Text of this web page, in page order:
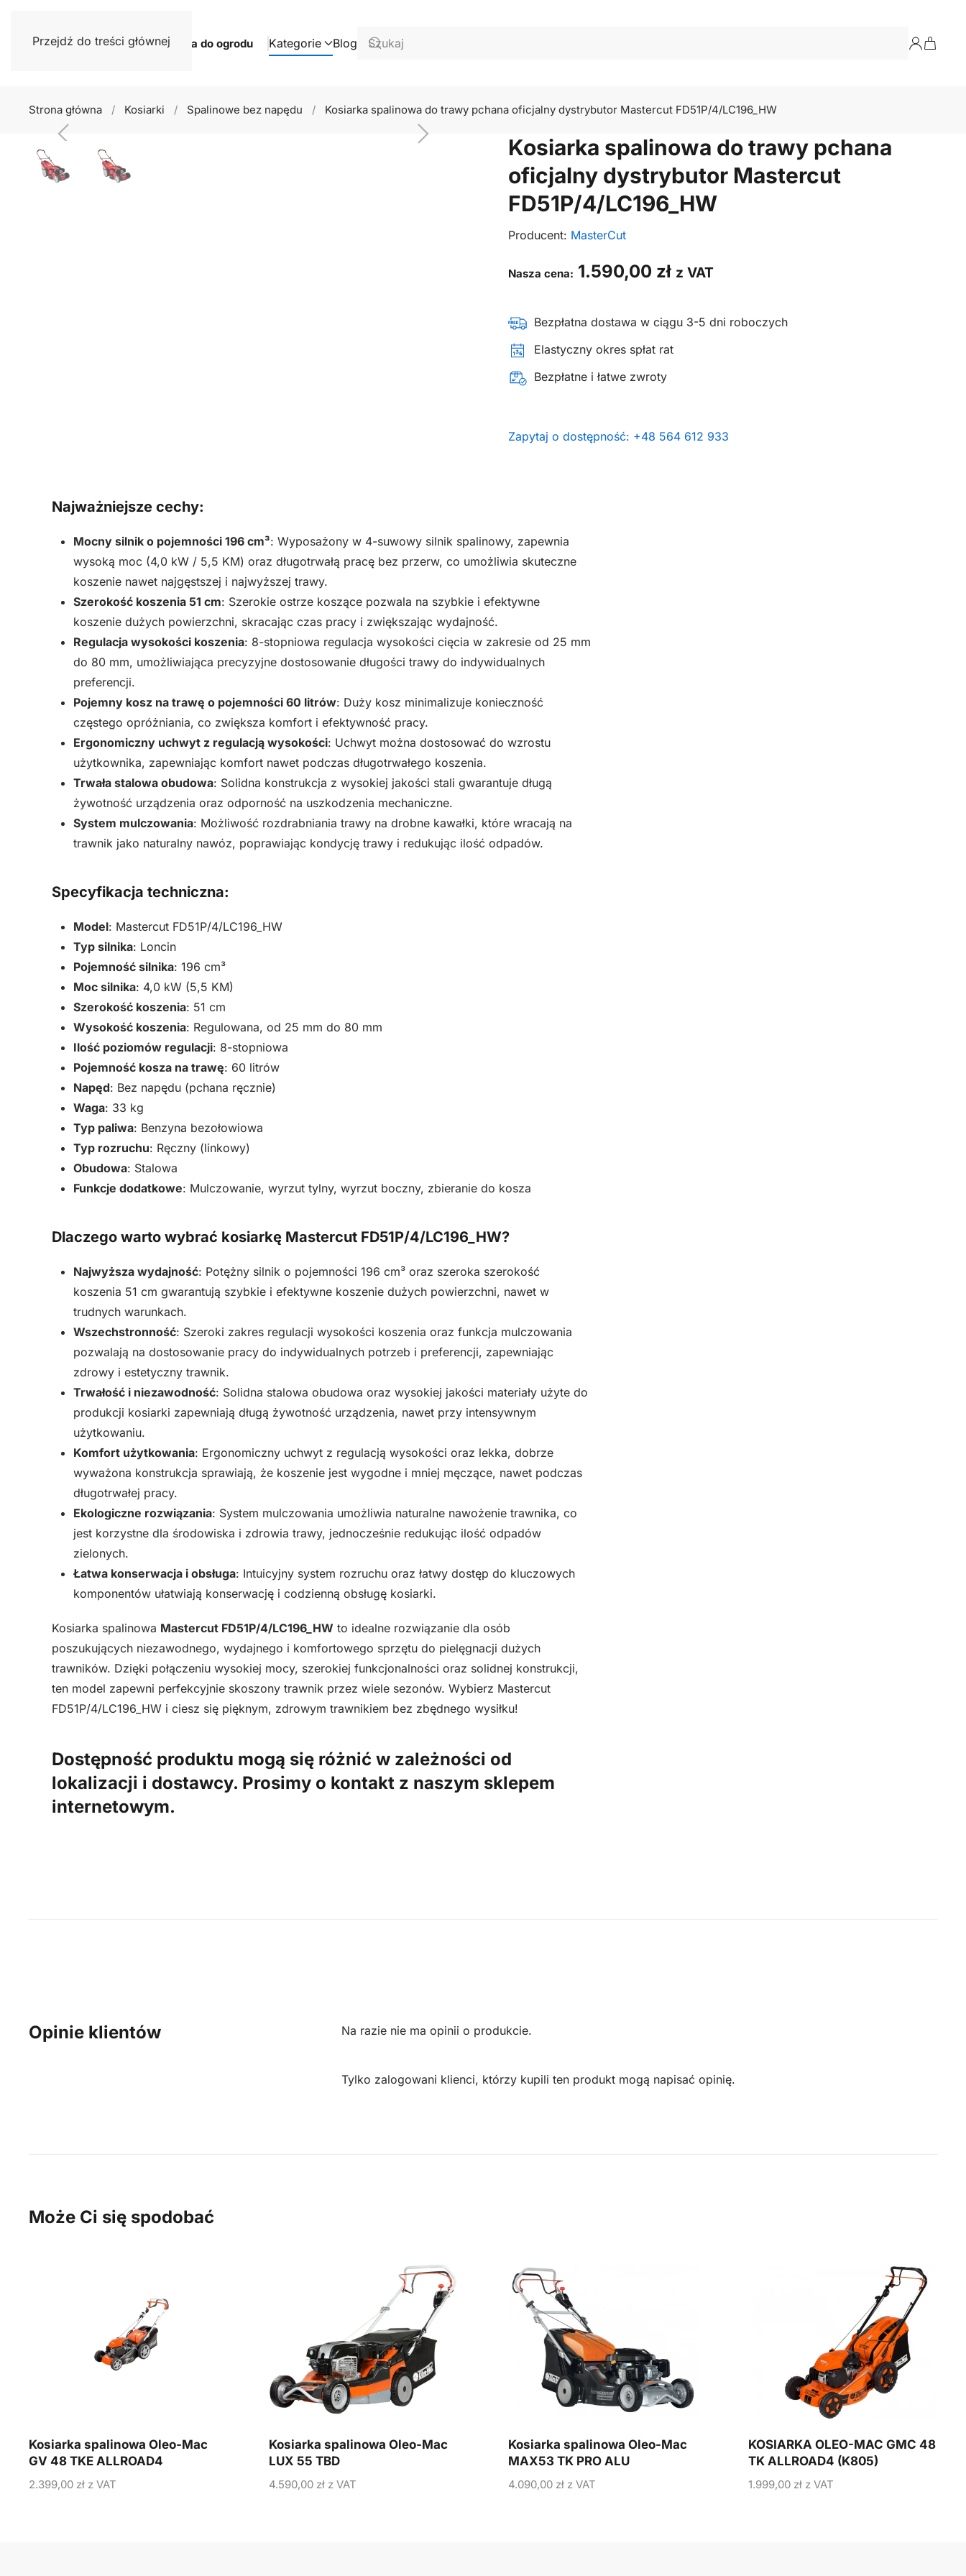
Przejdź do treści głównejNarzędzia do ogrodu Kategorie Blog
Strona główna Kosiarki Spalinowe bez napędu Kosiarka spalinowa do trawy pchana oficjalny dystrybutor Mastercut FD51P/4/LC196_HW
Kosiarka spalinowa do trawy pchana
oficjalny dystrybutor Mastercut
FD51P/4/LC196_HW
Producent: MasterCut
Nasza cena: 1.590,00 zł z VAT
Bezpłatna dostawa w ciągu 3-5 dni roboczych
Elastyczny okres spłat rat
Bezpłatne i łatwe zwroty
Zapytaj o dostępność: +48 564 612 933
Najważniejsze cechy:
Mocny silnik o pojemności 196 cm³: Wyposażony w 4-suwowy silnik spalinowy, zapewnia
wysoką moc (4,0 kW / 5,5 KM) oraz długotrwałą pracę bez przerw, co umożliwia skuteczne
koszenie nawet najgęstszej i najwyższej trawy.
Szerokość koszenia 51 cm: Szerokie ostrze koszące pozwala na szybkie i efektywne
koszenie dużych powierzchni, skracając czas pracy i zwiększając wydajność.
Regulacja wysokości koszenia: 8-stopniowa regulacja wysokości cięcia w zakresie od 25 mm
do 80 mm, umożliwiająca precyzyjne dostosowanie długości trawy do indywidualnych
preferencji.
Pojemny kosz na trawę o pojemności 60 litrów: Duży kosz minimalizuje konieczność
częstego opróżniania, co zwiększa komfort i efektywność pracy.
Ergonomiczny uchwyt z regulacją wysokości: Uchwyt można dostosować do wzrostu
użytkownika, zapewniając komfort nawet podczas długotrwałego koszenia.
Trwała stalowa obudowa: Solidna konstrukcja z wysokiej jakości stali gwarantuje długą
żywotność urządzenia oraz odporność na uszkodzenia mechaniczne.
System mulczowania: Możliwość rozdrabniania trawy na drobne kawałki, które wracają na
trawnik jako naturalny nawóz, poprawiając kondycję trawy i redukując ilość odpadów.
Specyfikacja techniczna:
Model: Mastercut FD51P/4/LC196_HW
Typ silnika: Loncin
Pojemność silnika: 196 cm³
Moc silnika: 4,0 kW (5,5 KM)
Szerokość koszenia: 51 cm
Wysokość koszenia: Regulowana, od 25 mm do 80 mm
Ilość poziomów regulacji: 8-stopniowa
Pojemność kosza na trawę: 60 litrów
Napęd: Bez napędu (pchana ręcznie)
Waga: 33 kg
Typ paliwa: Benzyna bezołowiowa
Typ rozruchu: Ręczny (linkowy)
Obudowa: Stalowa
Funkcje dodatkowe: Mulczowanie, wyrzut tylny, wyrzut boczny, zbieranie do kosza
Dlaczego warto wybrać kosiarkę Mastercut FD51P/4/LC196_HW?
Najwyższa wydajność: Potężny silnik o pojemności 196 cm³ oraz szeroka szerokość
koszenia 51 cm gwarantują szybkie i efektywne koszenie dużych powierzchni, nawet w
trudnych warunkach.
Wszechstronność: Szeroki zakres regulacji wysokości koszenia oraz funkcja mulczowania
pozwalają na dostosowanie pracy do indywidualnych potrzeb i preferencji, zapewniając
zdrowy i estetyczny trawnik.
Trwałość i niezawodność: Solidna stalowa obudowa oraz wysokiej jakości materiały użyte do
produkcji kosiarki zapewniają długą żywotność urządzenia, nawet przy intensywnym
użytkowaniu.
Komfort użytkowania: Ergonomiczny uchwyt z regulacją wysokości oraz lekka, dobrze
wyważona konstrukcja sprawiają, że koszenie jest wygodne i mniej męczące, nawet podczas
długotrwałej pracy.
Ekologiczne rozwiązania: System mulczowania umożliwia naturalne nawożenie trawnika, co
jest korzystne dla środowiska i zdrowia trawy, jednocześnie redukując ilość odpadów
zielonych.
Łatwa konserwacja i obsługa: Intuicyjny system rozruchu oraz łatwy dostęp do kluczowych
komponentów ułatwiają konserwację i codzienną obsługę kosiarki.
Kosiarka spalinowa Mastercut FD51P/4/LC196_HW to idealne rozwiązanie dla osób
poszukujących niezawodnego, wydajnego i komfortowego sprzętu do pielęgnacji dużych
trawników. Dzięki połączeniu wysokiej mocy, szerokiej funkcjonalności oraz solidnej konstrukcji,
ten model zapewni perfekcyjnie skoszony trawnik przez wiele sezonów. Wybierz Mastercut
FD51P/4/LC196_HW i ciesz się pięknym, zdrowym trawnikiem bez zbędnego wysiłku!
Dostępność produktu mogą się różnić w zależności od
lokalizacji i dostawcy. Prosimy o kontakt z naszym sklepem
internetowym.
Opinie klientów Na razie nie ma opinii o produkcie.
Tylko zalogowani klienci, którzy kupili ten produkt mogą napisać opinię.
Może Ci się spodobać
Kosiarka spalinowa Oleo-Mac
GV 48 TKE ALLROAD4
2.399,00 zł z VAT
Kosiarka spalinowa Oleo-Mac
LUX 55 TBD
4.590,00 złz VAT
Kosiarka spalinowa Oleo-Mac
MAX53 TK PRO ALU
4.090,00 zł z VAT
KOSIARKA OLEO-MAC GMC 48
TK ALLROAD4 (K805)
1.999,00 złz VAT